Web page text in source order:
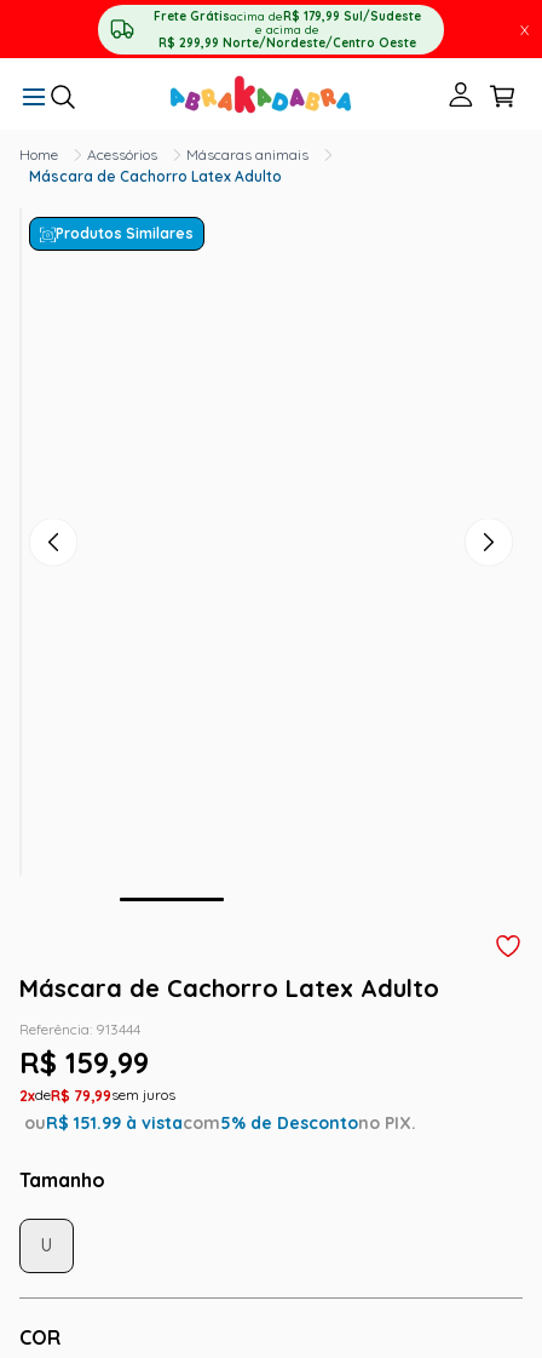
Frete Grátisacima deR$ 179,99 Sul/Sudeste
e acima de
R$ 299,99 Norte/Nordeste/Centro Oeste
X
Acessórios
Máscaras animais
Máscara de Cachorro Latex Adulto
Produtos Similares
Máscara de Cachorro Latex Adulto
Referência: 913444
R$ 159,99
2 R$ 79,99
ouR$ 151.99 à vistacom5% de Descontono PIX.
Tamanho
COR
U